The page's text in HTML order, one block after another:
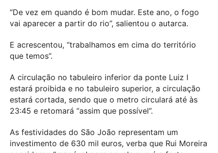
“De vez em quando é bom mudar. Este ano, o fogo
vai aparecer a partir do rio”, salientou o autarca.
E acrescentou, “trabalhamos em cima do território
que temos”.
A circulação no tabuleiro inferior da ponte Luiz I
estará proibida e no tabuleiro superior, a circulação
estará cortada, sendo que o metro circulará até às
23:45 e retomará “assim que possível”.
As festividades do São João representam um
investimento de 630 mil euros, verba que Rui Moreira